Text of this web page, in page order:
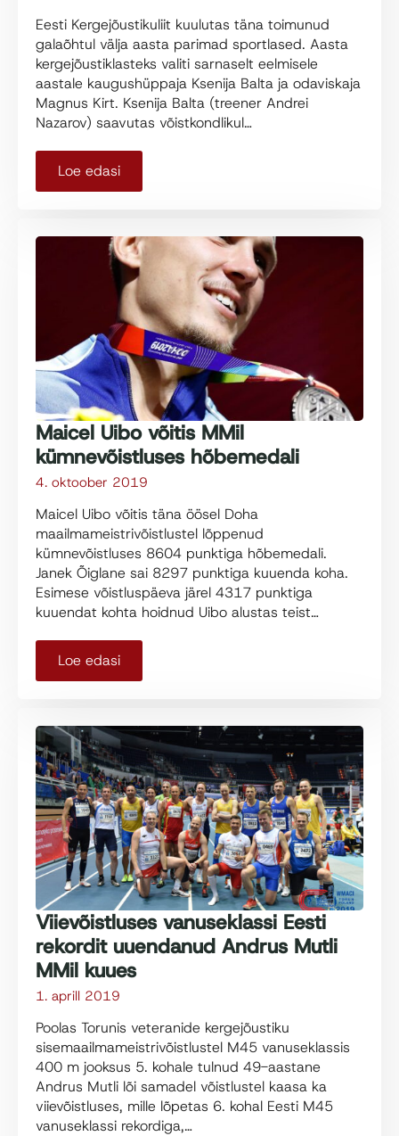
Eesti Kergejõustikuliit kuulutas täna toimunud
galaõhtul välja aasta parimad sportlased. Aasta
kergejõustiklasteks valiti sarnaselt eelmisele
aastale kaugushüppaja Ksenija Balta ja odaviskaja
Magnus Kirt. Ksenija Balta (treener Andrei
Nazarov) saavutas võistkondlikul…
Loe edasi
Maicel Uibo võitis MMil
kümnevõistluses hõbemedali
4. oktoober 2019
Maicel Uibo võitis täna öösel Doha
maailmameistrivõistlustel lõppenud
kümnevõistluses 8604 punktiga hõbemedali.
Janek Õiglane sai 8297 punktiga kuuenda koha.
Esimese võistluspäeva järel 4317 punktiga
kuuendat kohta hoidnud Uibo alustas teist…
Loe edasi
Viievõistluses vanuseklassi Eesti
rekordit uuendanud Andrus Mutli
MMil kuues
1. aprill 2019
Poolas Torunis veteranide kergejõustiku
sisemaailmameistrivõistlustel M45 vanuseklassis
400 m jooksus 5. kohale tulnud 49-aastane
Andrus Mutli lõi samadel võistlustel kaasa ka
viievõistluses, mille lõpetas 6. kohal Eesti M45
vanuseklassi rekordiga,…